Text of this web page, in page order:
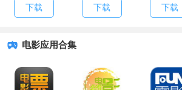
下载 下载 下载
电影应用合集